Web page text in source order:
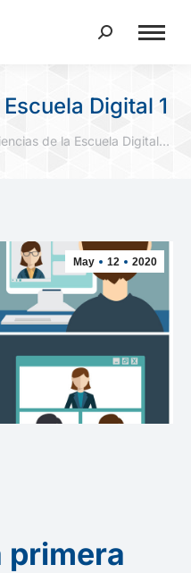
Buscar:
Digital 1
de la Escuela Digital…
May 12 2020
primera